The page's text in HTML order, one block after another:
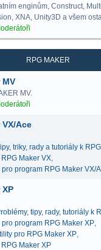
enginům, Construct,
XNA, Unity3D a všem
RPG MAKER
MV
MV.
VX/Ace
triky, rady a tutoriály k
Maker VX,
pro program RPG Maker VX/
XP
tipy, rady, tutoriály k
pro program RPG Maker XP,
pro RPG Maker XP,
Maker XP